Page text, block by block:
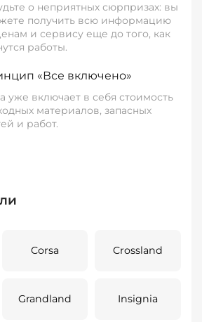
о неприятных сюрпризах: вы
получить всю информацию
и сервису еще до того, как
работы.
«Все включено»
уже включает в себя стоимость
материалов, запасных
и работ.
Corsa Crossland
Grandland Insignia